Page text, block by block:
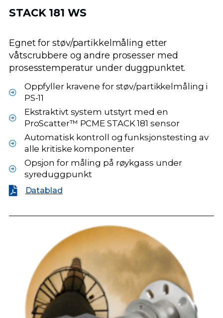
STACK 181 WS
Egnet for støv/partikkelmåling etter
våtscrubbere og andre prosesser med
prosesstemperatur under duggpunktet.
Oppfyller kravene for støv/partikkelmåling i
PS-11
Ekstraktivt system utstyrt med en
ProScatter™ PCME STACK 181 sensor
Automatisk kontroll og funksjonstesting av
alle kritiske komponenter
Opsjon for måling på røykgass under
syreduggpunkt
Datablad